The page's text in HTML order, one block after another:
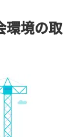
環境の取